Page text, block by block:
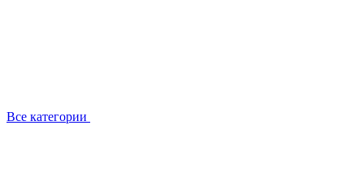
Все категории